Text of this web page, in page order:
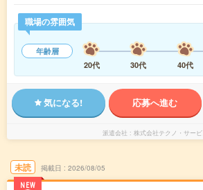
職場の雰囲気
年齢層
20代
30代 40代
気になる! 応募へ進む
派遣会社 株式会社テクノ・サービ
未読
NEW
掲載日 2026/08/05